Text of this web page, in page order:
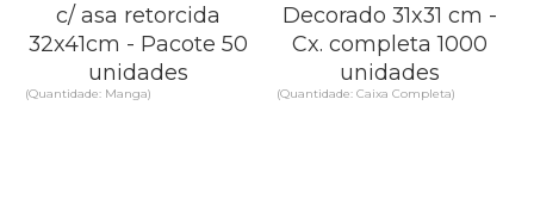
c/ asa retorcida
32x41cm - Pacote 50
unidades
(Quantidade: Manga)
Decorado 31x31 cm -
Cx. completa 1000
unidades
(Quantidade: Caixa Completa)